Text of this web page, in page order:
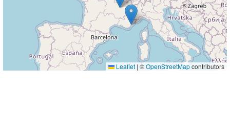
Leaflet | ©OpenStreetMapcontributors